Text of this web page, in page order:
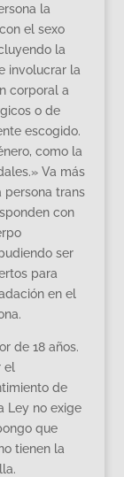
la
el sexo
la
involucrar la
corporal a
o de
escogido.
como la
Va más
trans
con
ser
para
en el
de 18 años.
de
Ley no exige
que
tienen la